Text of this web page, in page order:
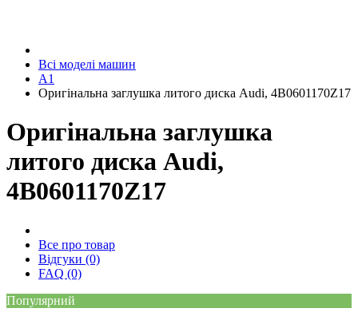
Всі моделі машин
A1
Оригінальна заглушка литого диска Audi, 4B0601170Z17
Оригінальна заглушка
литого диска Audi,
4B0601170Z17
Все про товар
Відгуки (0)
FAQ (0)
Популярний